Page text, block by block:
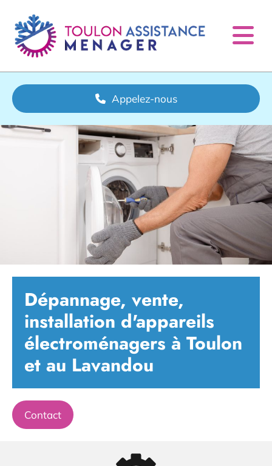
Appelez-nous
Dépannage, vente,
installation d'appareils
électroménagers à Toulon
et au Lavandou
Contact